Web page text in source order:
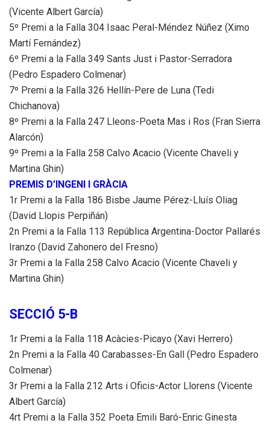
(Vicente Albert García)
5º Premi a la Falla 304 Isaac Peral-Méndez Núñez (Ximo
Martí Fernández)
6º Premi a la Falla 349 Sants Just i Pastor-Serradora
(Pedro Espadero Colmenar)
7º Premi a la Falla 326 Hellín-Pere de Luna (Tedi
Chichanova)
8º Premi a la Falla 247 Lleons-Poeta Mas i Ros (Fran Sierra
Alarcón)
9º Premi a la Falla 258 Calvo Acacio (Vicente Chaveli y
Martina Ghin)
PREMIS D’INGENI I GRÀCIA
1r Premi a la Falla 186 Bisbe Jaume Pérez-Lluís Oliag
(David Llopis Perpiñán)
2n Premi a la Falla 113 República Argentina-Doctor Pallarés
Iranzo (David Zahonero del Fresno)
3r Premi a la Falla 258 Calvo Acacio (Vicente Chaveli y
Martina Ghin)
SECCIÓ 5-B
1r Premi a la Falla 118 Acàcies-Picayo (Xavi Herrero)
2n Premi a la Falla 40 Carabasses-En Gall (Pedro Espadero
Colmenar)
3r Premi a la Falla 212 Arts i Oficis-Actor Llorens (Vicente
Albert García)
4rt Premi a la Falla 352 Poeta Emili Baró-Enric Ginesta